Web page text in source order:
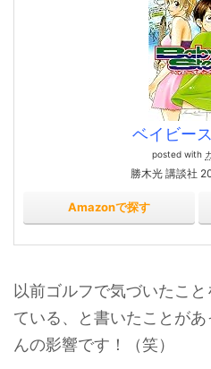
ベイビー
posted with
勝木光 講談社
Amazonで探す
以前ゴルフで気づいたこ
ている、と書いたことが
んの影響です！（笑）